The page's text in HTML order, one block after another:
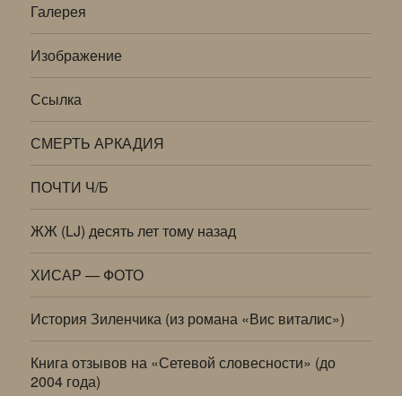
Галерея
Изображение
Ссылка
СМЕРТЬ АРКАДИЯ
ПОЧТИ Ч/Б
ЖЖ (LJ) десять лет тому назад
ХИСАР — ФОТО
История Зиленчика (из романа «Вис виталис»)
Книга отзывов на «Сетевой словесности» (до
2004 года)